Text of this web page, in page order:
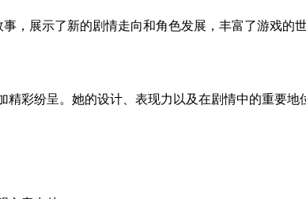
，展示了新的剧情走向和角色发展，丰富了游戏的
精彩纷呈。她的设计、表现力以及在剧情中的重要